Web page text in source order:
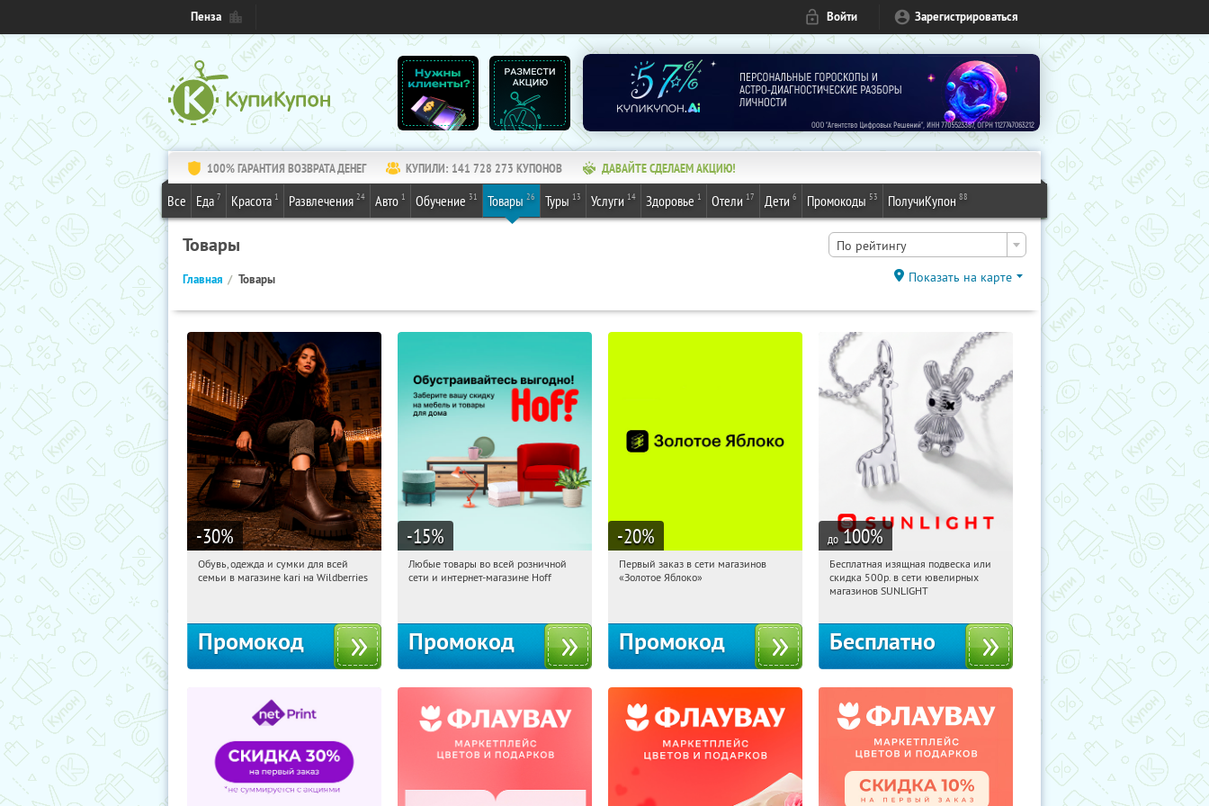
Пенза Войти Зарегистрироваться
100% ГАРАНТИЯ ВОЗВРАТА ДЕНЕГ КУПИЛИ: 141 728 273 КУПОНОВ ДАВАЙТЕ СДЕЛАЕМ АКЦИЮ!
Все Еда 7 Красота 1 Развлечения 24 Авто 1 Обучение 31 Товары 26 Туры 13 Услуги 14 Здоровье 1 Отели 17 Дети 6 Промокоды 53 ПолучиКупон 88
Товары По рейтингу
Главная Товары Показать на карте
-30%
10:05:12 Получили:
Обувь, одежда и сумки для всей
семьи в магазине kari на Wildberries
Промокод
-15%
10:05:12 Получили:
Любые товары во всей розничной
сети и интернет-магазине Hoff
Промокод
-20%
10:05:12
Получи первым!
Первый заказ в сети магазинов
«Золотое Яблоко»
Промокод
до 100%
10:05:12 Получили:
Россия
Бесплатная изящная подвеска или
скидка 500р. в сети ювелирных
магазинов SUNLIGHT
Бесплатно